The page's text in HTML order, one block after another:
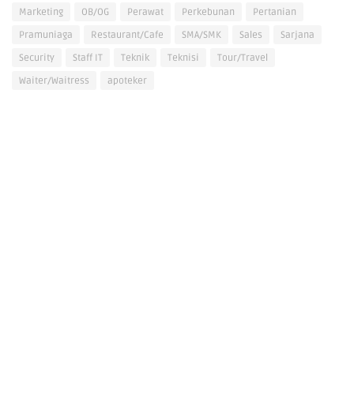
Marketing
OB/OG Perawat Perkebunan
Pertanian
Pramuniaga
Restaurant/Cafe SMA/SMK Sales
Sarjana
Security
Staff IT Teknik Teknisi
Tour/Travel
Waiter/Waitress
apoteker